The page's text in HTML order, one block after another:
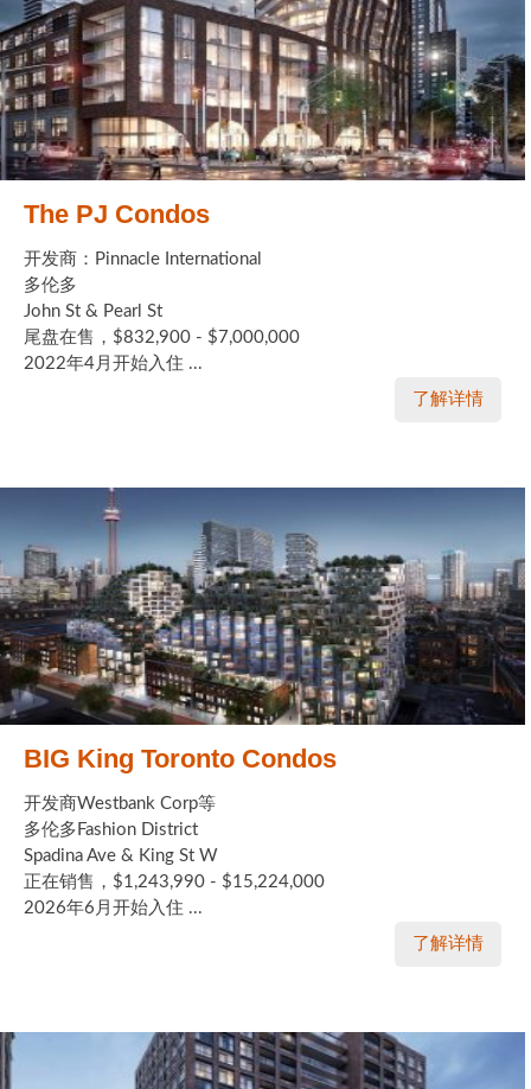
The PJ Condos
开发商：Pinnacle International
多伦多
John St & Pearl St
尾盘在售，$832,900 - $7,000,000
2022年4月开始入住 ...
了解详情
BIG King Toronto Condos
开发商Westbank Corp等
多伦多Fashion District
Spadina Ave & King St W
正在销售，$1,243,990 - $15,224,000
2026年6月开始入住 ...
了解详情